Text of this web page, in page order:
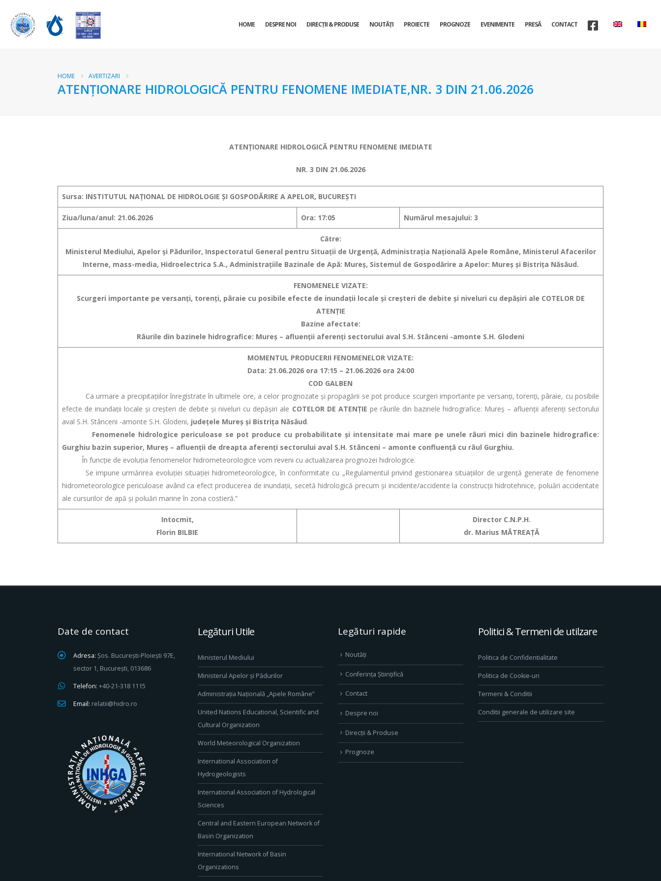
HOME DESPRE NOI DIRECŢII & PRODUSE NOUTĂȚI PROIECTE PROGNOZE EVENIMENTE PRESĂ CONTACT
HOME AVERTIZARI
ATENŢIONARE HIDROLOGICĂ PENTRU FENOMENE IMEDIATE,NR. 3 DIN 21.06.2026
ATENŢIONARE HIDROLOGICĂ PENTRU FENOMENE IMEDIATE
NR. 3 DIN 21.06.2026
Sursa: INSTITUTUL NAȚIONAL DE HIDROLOGIE ȘI GOSPODĂRIRE A APELOR, BUCUREȘTI
Ziua/luna/anul: 21.06.2026 Ora: 17:05 Numărul mesajului: 3
Către:
Ministerul Mediului, Apelor şi Pădurilor, Inspectoratul General pentru Situaţii de Urgenţă, Administraţia Naţională Apele Române, Ministerul Afacerilor
Interne, mass-media, Hidroelectrica S.A., Administraţiile Bazinale de Apă: Mureş, Sistemul de Gospodărire a Apelor: Mureş şi Bistriţa Năsăud.
FENOMENELE VIZATE:
Scurgeri importante pe versanţi, torenţi, pâraie cu posibile efecte de inundaţii locale şi creşteri de debite şi niveluri cu depăşiri ale COTELOR DE
ATENȚIE
Bazine afectate:
Râurile din bazinele hidrografice: Mureş – afluenţii aferenţi sectorului aval S.H. Stânceni -amonte S.H. Glodeni
MOMENTUL PRODUCERII FENOMENELOR VIZATE:
Data: 21.06.2026 ora 17:15 – 21.06.2026 ora 24:00
COD GALBEN
Ca urmare a precipitaţiilor înregistrate în ultimele ore, a celor prognozate şi propagării se pot produce scurgeri importante pe versanţi, torenţi, pâraie, cu posibile
efecte de inundaţii locale şi creşteri de debite şi niveluri cu depăşiri ale COTELOR DE ATENŢIE pe râurile din bazinele hidrografice: Mureş – afluenţii aferenţi sectorului
aval S.H. Stânceni -amonte S.H. Glodeni, județele Mureş şi Bistriţa Năsăud.
Fenomenele hidrologice periculoase se pot produce cu probabilitate și intensitate mai mare pe unele râuri mici din bazinele hidrografice:
Gurghiu bazin superior, Mureş – afluenţii de dreapta aferenţi sectorului aval S.H. Stânceni – amonte confluenţă cu râul Gurghiu.
În funcție de evoluția fenomenelor hidrometeorologice vom reveni cu actualizarea prognozei hidrologice.
Se impune urmărirea evoluției situației hidrometeorologice, în conformitate cu „Regulamentul privind gestionarea situațiilor de urgență generate de fenomene
hidrometeorologice periculoase având ca efect producerea de inundații, secetă hidrologică precum și incidente/accidente la construcții hidrotehnice, poluări accidentate
ale cursurilor de apă și poluări marine în zona costieră.”
Intocmit,
Florin BILBIE
Director C.N.P.H.
dr. Marius MĂTREAȚĂ
Date de contact
Adresa: Șos. București-Ploiești 97E,
sector 1, București, 013686
Telefon: +40-21-318 1115
Email: relatii@hidro.ro
Legături Utile
Ministerul Mediului
Ministerul Apelor și Pădurilor
Administrația Națională „Apele Române”
United Nations Educational, Scientific and
Cultural Organization
World Meteorological Organization
International Association of
Hydrogeologists
International Association of Hydrological
Sciences
Central and Eastern European Network of
Basin Organization
International Network of Basin
Organizations
Legături rapide
Noutăți
Conferința Științifică
Contact
Despre noi
Direcţii & Produse
Prognoze
Politici & Termeni de utilzare
Politica de Confidentialitate
Politica de Cookie-uri
Termeni & Conditii
Conditii generale de utilizare site